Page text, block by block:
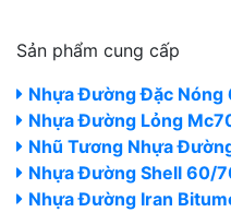
Sản phẩm cung cấp
Nhựa Đường Đặc
Nhựa Đường Lỏng
Nhũ Tương Nhựa
Nhựa Đường Shell 60/
Nhựa Đường Iran